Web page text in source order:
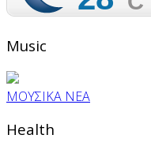
Music
ΜΟΥΣΙΚΑ ΝΕΑ
Health